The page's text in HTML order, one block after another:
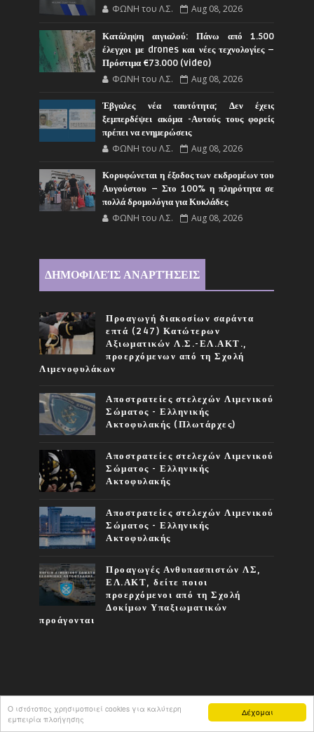
Δέχομαι
Ο ιστότοπος χρησιμοποιεί cookies για καλύτερη
εμπειρία πλοήγησης
ΦΩΝΗ του Λ.Σ. Aug 08, 2026
Κατάληψη αιγιαλού: Πάνω από 1.500
έλεγχοι με drones και νέες τεχνολογίες –
Πρόστιμα €73.000 (video)
ΦΩΝΗ του Λ.Σ. Aug 08, 2026
Έβγαλες νέα ταυτότητα; Δεν έχεις
ξεμπερδέψει ακόμα -Αυτούς τους φορείς
πρέπει να ενημερώσεις
ΦΩΝΗ του Λ.Σ. Aug 08, 2026
Κορυφώνεται η έξοδος των εκδρομέων του
Αυγούστου – Στο 100% η πληρότητα σε
πολλά δρομολόγια για Κυκλάδες
ΦΩΝΗ του Λ.Σ. Aug 08, 2026
ΔΗΜΟΦΙΛΕΊΣ ΑΝΑΡΤΉΣΕΙΣ
Προαγωγή διακοσίων σαράντα
επτά (247) Κατώτερων
Αξιωματικών Λ.Σ.-ΕΛ.ΑΚΤ.,
προερχόμενων από τη Σχολή
Λιμενοφυλάκων
Αποστρατείες στελεχών Λιμενικού
Σώματος - Ελληνικής
Ακτοφυλακής (Πλωτάρχες)
Αποστρατείες στελεχών Λιμενικού
Σώματος - Ελληνικής
Ακτοφυλακής
Αποστρατείες στελεχών Λιμενικού
Σώματος - Ελληνικής
Ακτοφυλακής
Προαγωγές Ανθυπασπιστών ΛΣ,
ΕΛ.ΑΚΤ, δείτε ποιοι
προερχόμενοι από τη Σχολή
Δοκίμων Υπαξιωματικών
προάγονται
COPYRIGHT © ΦΩΝΉ ΤΟΥ Λ.Σ.